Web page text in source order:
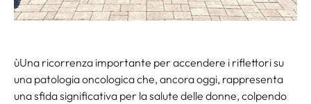
ùUna ricorrenza importante per accendere i riflettori su
una patologia oncologica che, ancora oggi, rappresenta
una sfida significativa per la salute delle donne, colpendo